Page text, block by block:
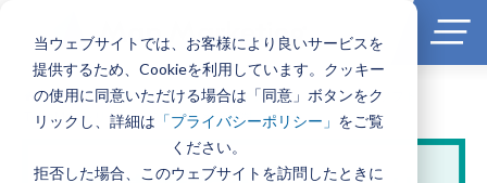
当ウェブサイトでは、お客様により良いサービスを
提供するため、Cookieを利用しています。クッキー
の使用に同意いただける場合は「同意」ボタンをク
リックし、詳細は 「プライバシーポリシー」 をご覧
ください。
拒否した場合、このウェブサイトを訪問したときに
ホーム> 製品とサービス一覧>エリアマーケティングGISソフト
TerraMapシリーズ>機能紹介 >円商圏